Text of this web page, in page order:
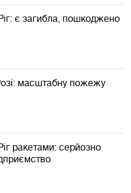
є загибла, пошкоджено
масштабну пожежу
ракетами: серйозно